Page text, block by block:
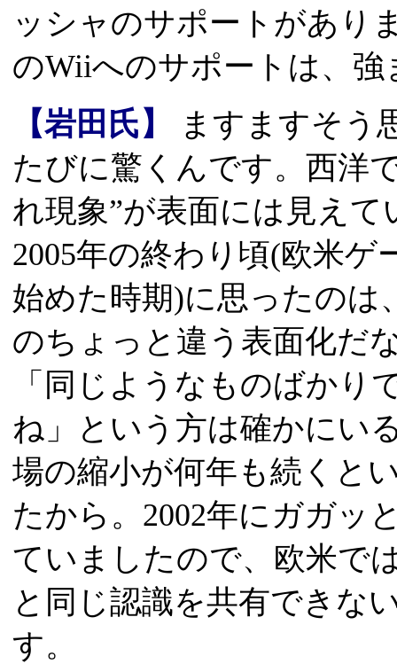
ッシャのサポートがあり
のWiiへのサポートは、
【岩田氏】
ますますそう
たびに驚くんです。西洋
れ現象”が表面には見え
2005年の終わり頃(欧米
始めた時期)に思ったのは
のちょっと違う表面化だ
「同じようなものばかり
ね」という方は確かにい
場の縮小が何年も続くと
たから。2002年にガガッ
ていましたので、欧米で
と同じ認識を共有できな
す。